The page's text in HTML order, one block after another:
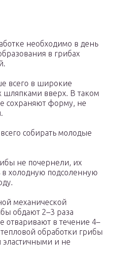
необходимо в день
в грибах
всего в широкие
вверх. В таком
сохраняют форму, не
собирать молодые
не почернели, их
в холодную подсоленную
механической
обдают 2–3 раза
отваривают в течение 4–
обработки грибы
эластичными и не